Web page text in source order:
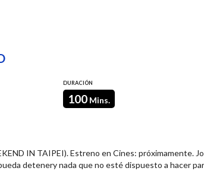
DURACIÓN
100Mins.
IN TAIPEI). Estreno en Cines: próximamente.
detenery nada que no esté dispuesto a hacer